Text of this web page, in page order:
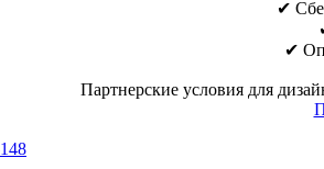
✔
✔
Партнерские условия для